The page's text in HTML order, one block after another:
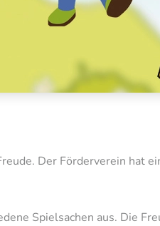
Der Förderverein hat
Spielsachen aus. Die